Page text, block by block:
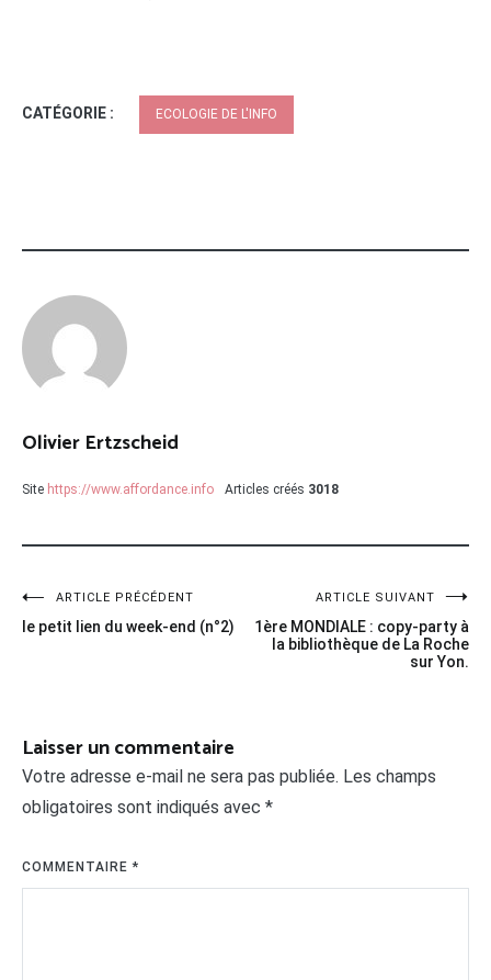
CATÉGORIE : ECOLOGIE DE L'INFO
Olivier Ertzscheid
Site https://www.affordance.info Articles créés 3018
Navigation
de
ARTICLE PRÉCÉDENT
le petit lien du week-end (n°2)
ARTICLE SUIVANT
1ère MONDIALE : copy-party à
la bibliothèque de La Roche
sur Yon.
Laisser un commentaire
Votre adresse e-mail ne sera pas publiée. Les champs
obligatoires sont indiqués avec *
COMMENTAIRE*